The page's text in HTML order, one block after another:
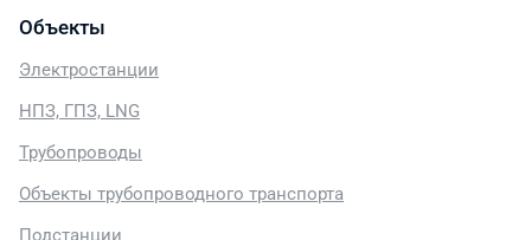
Объекты
Электростанции
НПЗ, ГПЗ, LNG
Трубопроводы
Объекты трубопроводного транспорта
Подстанции